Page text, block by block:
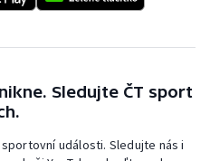
Sledujte ČT sport
události. Sledujte nás i